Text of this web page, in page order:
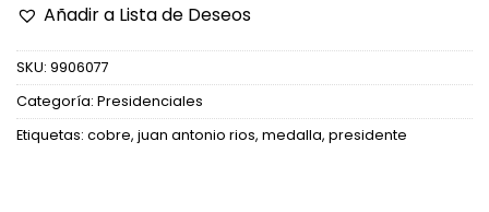
Añadir a Lista de Deseos
SKU: 9906077
Categoría: Presidenciales
Etiquetas: cobre, juan antonio rios, medalla, presidente